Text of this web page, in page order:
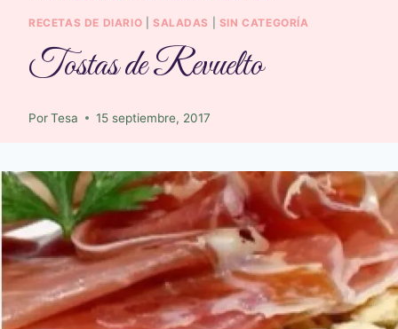
RECETAS DE DIARIO SALADAS SIN CATEGORÍA
Tostas de Revuelto
PorTesa 15 septiembre, 2017